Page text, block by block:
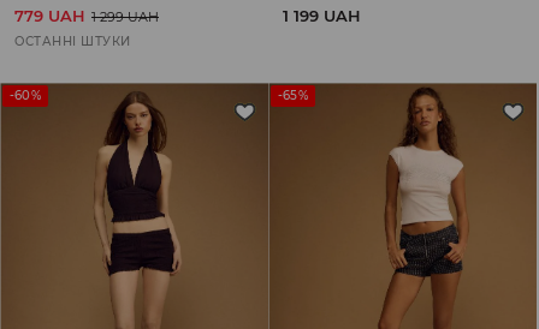
779 UAH 1 299 UAH
ОСТАННІ ШТУКИ
1 199 UAH
-60% -65%